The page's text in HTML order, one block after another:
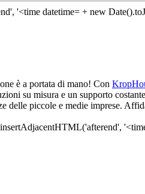
è a portata di mano! Con
su misura e un supporto
delle piccole e medie imprese.